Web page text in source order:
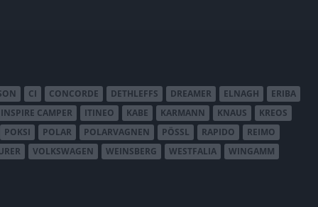
CI CONCORDE DETHLEFFS DREAMER ELNAGH
ERIBA
INSPIRE CAMPER ITINEO KABE KARMANN KNAUS
KREOS
POKSI POLAR POLARVAGNEN PÖSSL RAPIDO
REIMO
VOLKSWAGEN WEINSBERG WESTFALIA
WINGAMM